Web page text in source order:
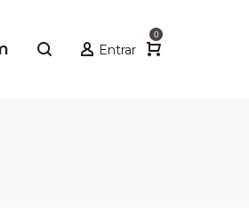
Entrar
0